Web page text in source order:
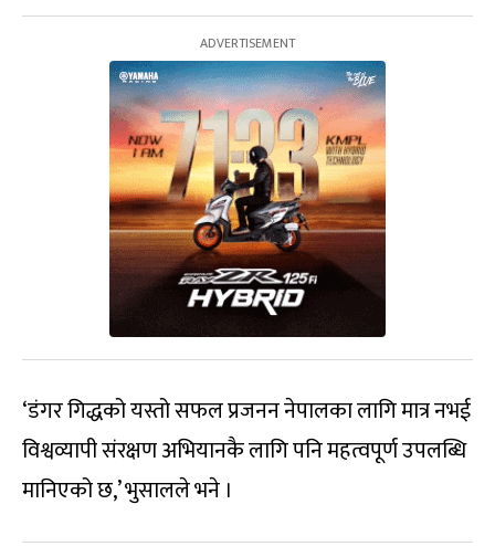
‘डंगर गिद्धको यस्तो सफल प्रजनन नेपालका लागि मात्र नभई
विश्वव्यापी संरक्षण अभियानकै लागि पनि महत्वपूर्ण उपलब्धि
मानिएको छ,’ भुसालले भने ।